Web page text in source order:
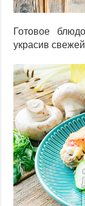
Готовое
украсив